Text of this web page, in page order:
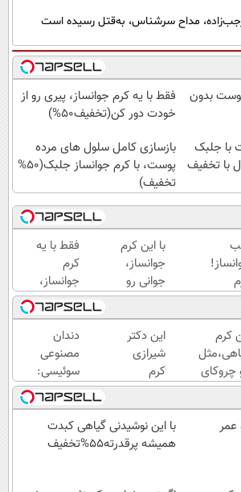
مداح سرشناس، به‌قتل رسیده است
بدون
فقط با یه کرم جوانساز، پیری رو از
خودت دور کن(تخفیف50%)
با جلبک
با تخفیف
بازسازی کامل سلول های مرده
پوست، با کرم جوانساز جلبک(50%
تخفیف)
با این کرم
جوانساز،
جوانی رو
به خودت
برگردون(50%
تخفیف)
فقط با یه
کرم
جوانساز،
پیری رو از
خودت دور
کن(تخفیف50%)
کرم
چروکای
این دکتر
شیرازی
کرم
ترمیم
زخم
ایرانی را
ساخت!!!
دندان
مصنوعی
سوئیسی:
جدیدترین
فناوری
اروپا،
سبک و
عمر
با این نوشیدنی گیاهی کبدت
همیشه پرقدرته55%تخفیف